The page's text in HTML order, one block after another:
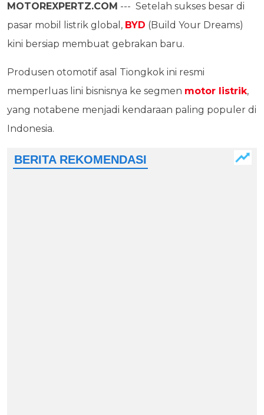
MOTOREXPERTZ.COM --- Setelah sukses besar di
pasar mobil listrik global, BYD (Build Your Dreams)
kini bersiap membuat gebrakan baru.
Produsen otomotif asal Tiongkok ini resmi
memperluas lini bisnisnya ke segmen motor listrik,
yang notabene menjadi kendaraan paling populer di
Indonesia.